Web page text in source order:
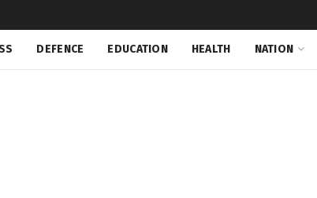
DEFENCE EDUCATION HEALTH NATION